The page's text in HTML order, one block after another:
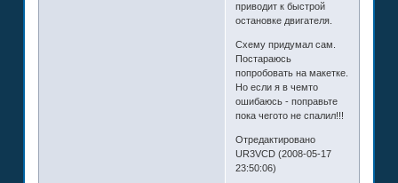
приводит к быстрой
остановке двигателя.
Схему придумал сам.
Постараюсь
попробовать на макетке.
Но если я в чемто
ошибаюсь - поправьте
пока чегото не спалил!!!
Отредактировано
UR3VCD (2008-05-17
23:50:06)